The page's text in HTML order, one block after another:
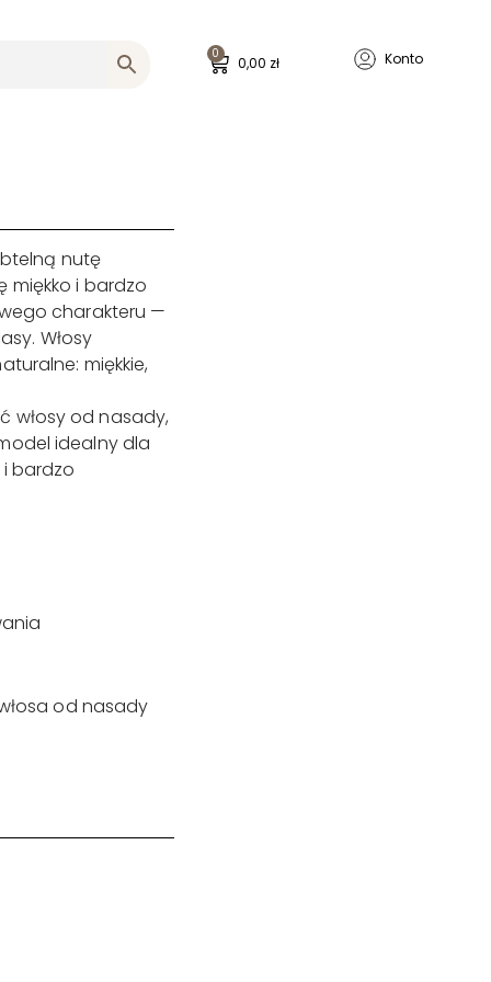
0,00 zł
0 Konto
nutę
miękko i bardzo
charakteru —
Włosy
miękkie,
włosy od nasady,
idealny dla
bardzo
od nasady